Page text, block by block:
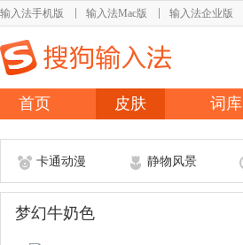
输入法手机版 输入法Mac版 输入法企业版
首页 皮肤 词库
卡通动漫 静物风景
梦幻牛奶色